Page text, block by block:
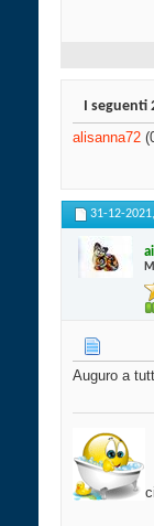
I seguenti
alisanna72
31-12-2021,
Auguro a